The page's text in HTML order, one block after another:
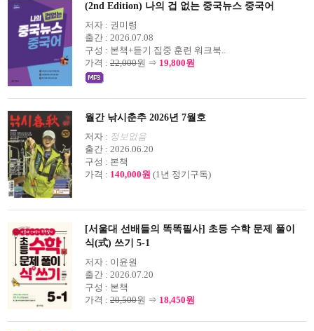
(2nd Edition) 나의 겁 없는 중국뉴스 중국어
저자 : 권미령
출간 : 2026.07.08
구성 : 본책+듣기 집중 훈련 워크북..
가격 : 22,000원 ⇒ 19,800원
월간 낚시춘추 2026년 7월호
저자 : 정보없음
출간 : 2026.06.20
구성 : 본책
가격 : 140,000원 (1년 정기구독)
[서울대 선배들의 똑똑필사] 초등 수학 문제 풀이
식(式) 쓰기 5-1
저자 : 이윤원
출간 : 2026.07.20
구성 : 본책
가격 : 20,500원 ⇒ 18,450원